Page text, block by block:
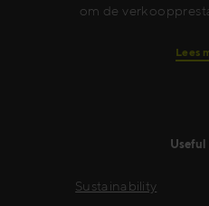
om de
Lees
Useful
Sustainability